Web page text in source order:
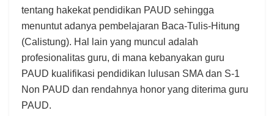
tentang hakekat pendidikan PAUD sehingga
menuntut adanya pembelajaran Baca-Tulis-Hitung
(Calistung). Hal lain yang muncul adalah
profesionalitas guru, di mana kebanyakan guru
PAUD kualifikasi pendidikan lulusan SMA dan S-1
Non PAUD dan rendahnya honor yang diterima guru
PAUD.